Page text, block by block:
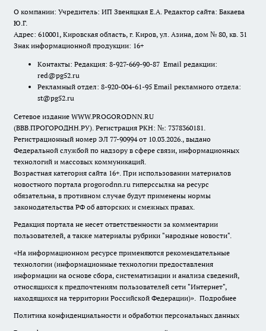
О компании: Учредитель: ИП Звеняцкая Е.А. Редактор сайта: Бакаева
Ю.Г.
Адрес: 610001, Кировская область, г. Киров, ул. Азина, дом № 80, кв. 31
Знак информационной продукции: 16+
Контакты: Редакция: 8-927-669-90-87 Email редакции:
red@pg52.ru
Рекламный отдел: 8-920-004-61-95 Email рекламного отдела:
st@pg52.ru
Сетевое издание WWW.PROGORODNN.RU
(ВВВ.ПРОГОРОДНН.РУ). Регистрация РКН: №: 7378360181.
Регистрационный номер ЭЛ 77-90994 от 10.03.2026., выдано
Федеральной службой по надзору в сфере связи, информационных
технологий и массовых коммуникаций.
Возрастная категория сайта 16+. При использовании материалов
новостного портала progorodnn.ru гиперссылка на ресурс
обязательна, в противном случае будут применены нормы
законодательства РФ об авторских и смежных правах.
Редакция портала не несет ответственности за комментарии
пользователей, а также материалы рубрики "народные новости".
«На информационном ресурсе применяются рекомендательные
технологии (информационные технологии предоставления
информации на основе сбора, систематизации и анализа сведений,
относящихся к предпочтениям пользователей сети "Интернет",
находящихся на территории Российской Федерации)». Подробнее
Политика конфиденциальности и обработки персональных данных